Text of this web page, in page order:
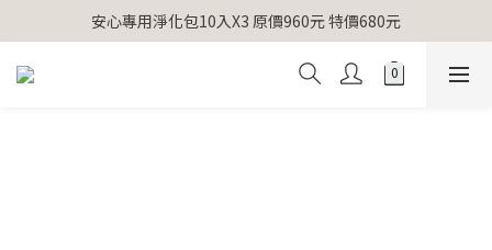
【官網獨家】首次消費 不限金額 即送 香遇熊超人行李吊牌
安心專用淨化包10入X3 原價960元 特價680元
氣場淨化全系列 66折起